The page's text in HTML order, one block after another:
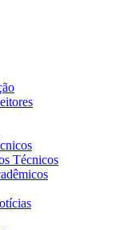
Técnicos